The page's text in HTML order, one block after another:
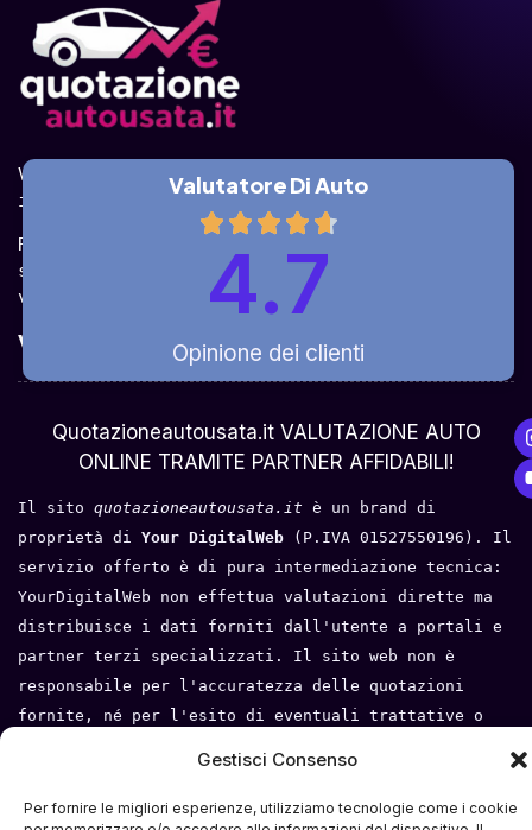
Gestisci Consenso
Per fornire le migliori esperienze, utilizziamo tecnologie come i cookie
Valuta la tua auto online, gratis e in pochi
istanti.
Ricevi la quotazione dai vari partner e potrai
sceglierla come venderla in modo sicuro,
veloce e rapido!
Valuta Per Modello
Valutatore Di Auto
Opinione dei clienti
4.7
Quotazioneautousata.it VALUTAZIONE AUTO
ONLINE TRAMITE PARTNER AFFIDABILI!
Il sito quotazioneautousata.it è un brand di
proprietà di Your DigitalWeb
(P.IVA 01527550196). Il
servizio offerto è di pura intermediazione tecnica:
YourDigitalWeb non effettua valutazioni dirette ma
distribuisce i dati forniti dall'utente a portali e
partner terzi specializzati. Il sito web non è
responsabile per l'accuratezza delle quotazioni
fornite, né per l'esito di eventuali trattative o
Privacy Policy - Cookie Policy Condizioni del